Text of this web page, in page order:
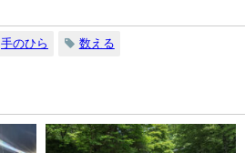
手のひら 数える